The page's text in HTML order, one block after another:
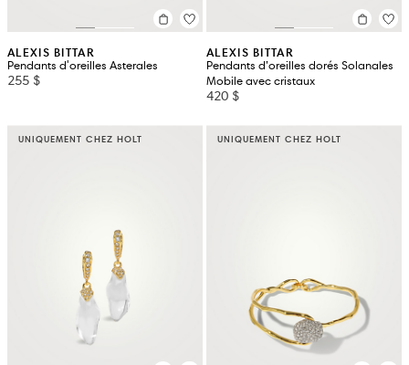
ALEXIS BITTAR
Pendants d'oreilles Asterales
255 $
ALEXIS BITTAR
Pendants d’oreilles dorés Solanales
Mobile avec cristaux
420 $
UNIQUEMENT CHEZ HOLT UNIQUEMENT CHEZ HOLT